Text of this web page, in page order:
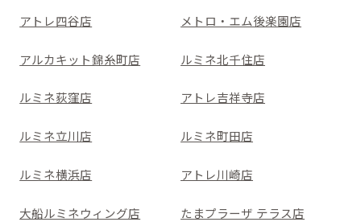
アトレ四谷店 メトロ・エム後楽園店
アルカキット錦糸町店 ルミネ北千住店
ルミネ荻窪店 アトレ吉祥寺店
ルミネ立川店 ルミネ町田店
ルミネ横浜店 アトレ川崎店
大船ルミネウィング店 たまプラーザ テラス店